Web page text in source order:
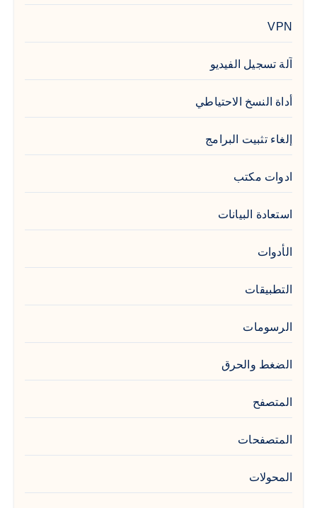
VPN
آلة تسجيل الفيديو
أداة النسخ الاحتياطي
إلغاء تثبيت البرامج
ادوات مكتب
استعادة البيانات
الأدوات
التطبيقات
الرسومات
الضغط والحرق
المتصفح
المتصفحات
المحولات